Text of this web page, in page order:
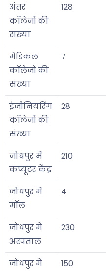
अंतर
कॉलेजों की
संख्या
128
मेडिकल
कॉलेजों की
संख्या
7
इंजीनियरिंग
कॉलेजों की
संख्या
28
जोधपुर में
कंप्यूटर केंद्र
210
जोधपुर में
मॉल
4
जोधपुर में
अस्पताल
230
जोधपुर में
150